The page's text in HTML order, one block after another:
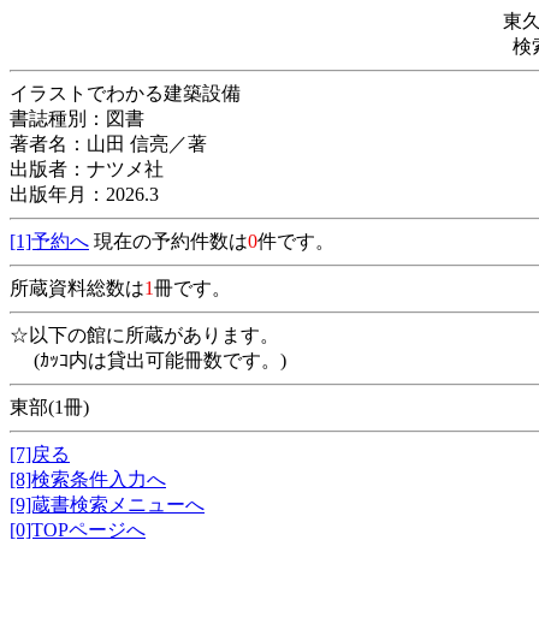
東
検
イラストでわかる建築設備
書誌種別：図書
著者名：山田 信亮／著
出版者：ナツメ社
出版年月：2026.3
[1]予約へ 現在の予約件数は0件です。
所蔵資料総数は1冊です。
☆以下の館に所蔵があります。
(ｶｯｺ内は貸出可能冊数です。)
東部(1冊)
[7]戻る
[8]検索条件入力へ
[9]蔵書検索メニューへ
[0]TOPページへ